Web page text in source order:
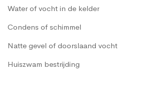
Water of vocht in de kelder
Condens of schimmel
Natte gevel of doorslaand vocht
Huiszwam bestrijding